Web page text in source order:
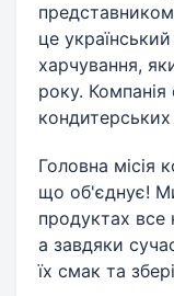
це
харчування,
року. Компанія
кондитерських
Головна місія
що об'єднує!
продуктах
а завдяки
їх смак та